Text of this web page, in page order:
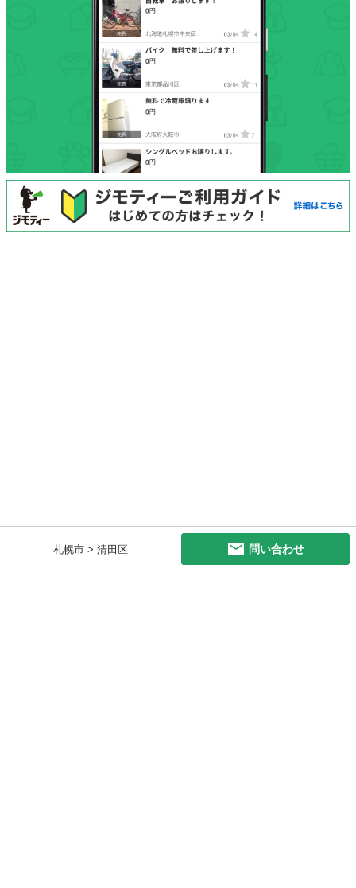
札幌市 > 清田区 問い合わせ